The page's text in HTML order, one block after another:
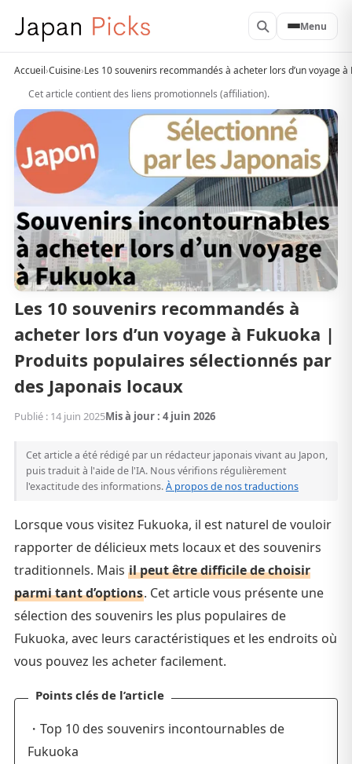
Menu
Accueil›Cuisine›Les 10 souvenirs recommandés à acheter lors d’un voyage
Cet article contient des liens promotionnels (affiliation).
Les 10 souvenirs recommandés à
acheter lors d’un voyage à Fukuoka |
Produits populaires sélectionnés par
des Japonais locaux
Publié : 14 juin 2025Mis à jour : 4 juin 2026
Cet article a été rédigé par un rédacteur japonais vivant au Japon,
puis traduit à l'aide de l'IA. Nous vérifions régulièrement
l'exactitude des informations.À propos de nos traductions
Lorsque vous visitez Fukuoka, il est naturel de vouloir
rapporter de délicieux mets locaux et des souvenirs
traditionnels. Mais il peut être difficile de choisir
parmi tant d’options. Cet article vous présente une
sélection des souvenirs les plus populaires de
Fukuoka, avec leurs caractéristiques et les endroits où
vous pouvez les acheter facilement.
Points clés de l’article
・Top 10 des souvenirs incontournables de
Fukuoka